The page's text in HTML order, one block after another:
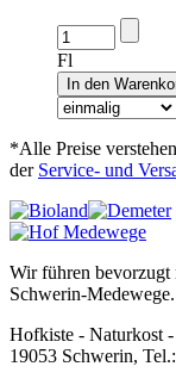
Fl
*Alle Preise
der Service- und
Wir führen bevorzugt
Schwerin-Medewege.
Hofkiste - Naturkost
19053 Schwerin, Tel.: